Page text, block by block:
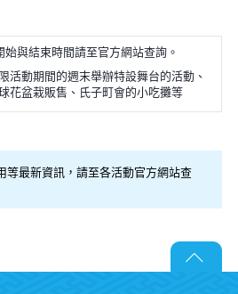
始與結束時間請至官方網站查詢。
活動期間的週末舉辦特設舞台的活動、
花盆栽販售、氏子町會的小吃攤等
等最新資訊，請至各活動官方網站查